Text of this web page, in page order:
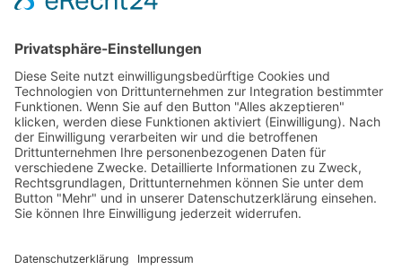
Betriebsferien
Wir befinden uns vom
19.12.2025 bis einschließlich 07.01.2026
in unseren Betriebsferien.
In dieser Zeit werden Anfragen
kann es zu Verzögerungen bei der